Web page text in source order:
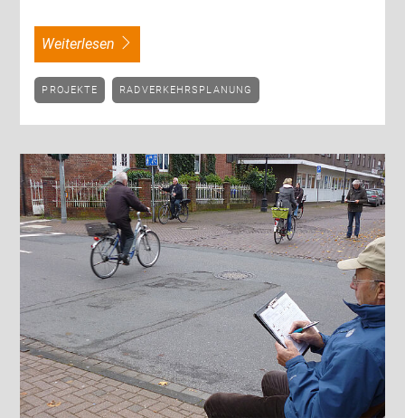
weiterlesen
PROJEKTE RADVERKEHRSPLANUNG